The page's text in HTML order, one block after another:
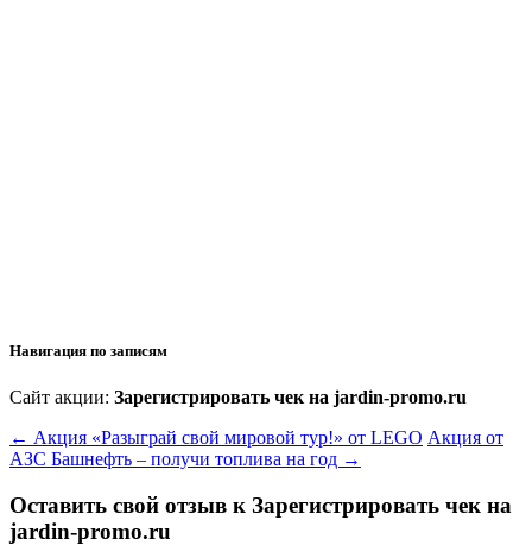
Навигация по записям
Сайт акции: Зарегистрировать чек на jardin-promo.ru
← Акция «Разыграй свой мировой тур!» от LEGO Акция от
АЗС Башнефть – получи топлива на год →
Оставить свой отзыв к Зарегистрировать чек на
jardin-promo.ru